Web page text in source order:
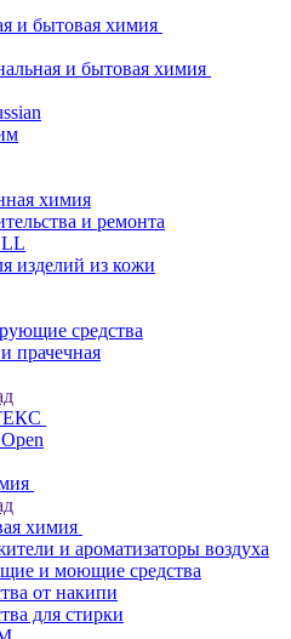
и бытовая химия
и бытовая химия
химия
и ремонта
изделий из кожи
средства
прачечная
химия
и ароматизаторы воздуха
и моющие средства
от накипи
для стирки